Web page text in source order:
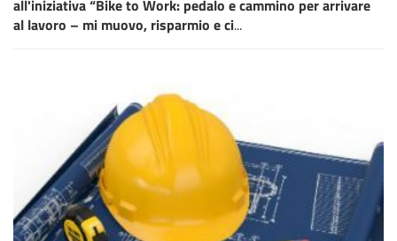
all'iniziativa “Bike to Work: pedalo e cammino per arrivare
al lavoro – mi muovo, risparmio e ci...